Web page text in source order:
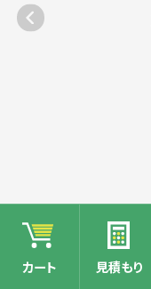
カート 見積もり